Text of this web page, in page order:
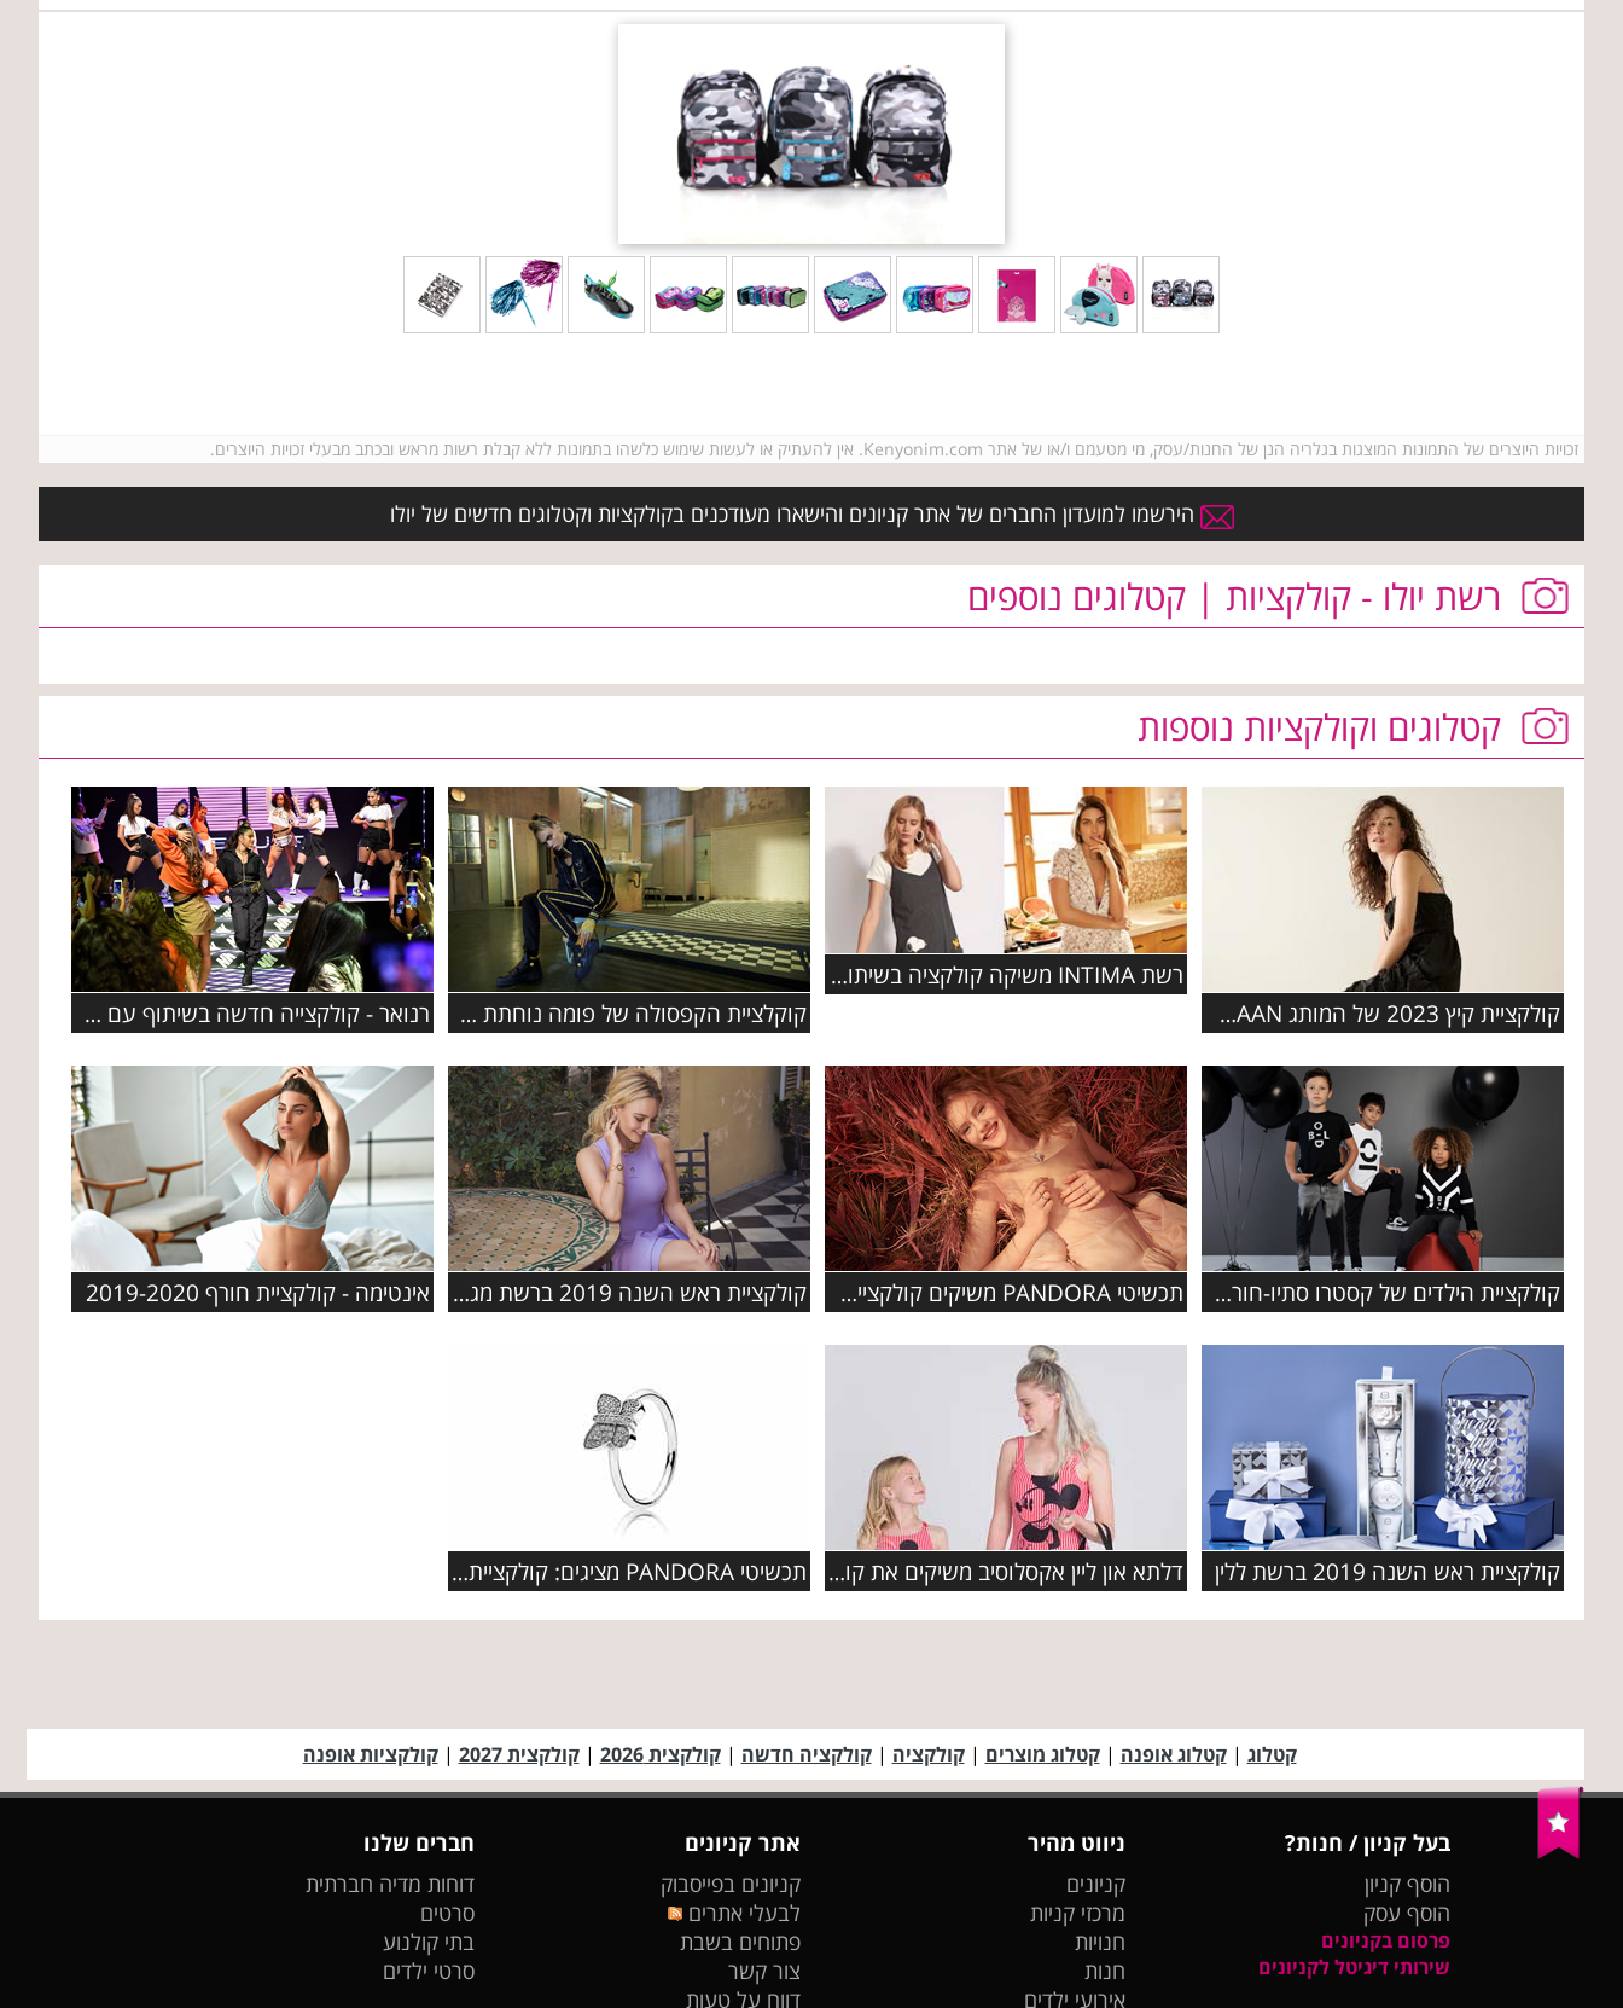
זכויות היוצרים של התמונות המוצגות בגלריה הנן של החנות/עסק, מי מטעמם ו/או של אתר Kenyonim.com. אין להעתיק או לעשות שימוש כלשהו בתמונות ללא קבלת רשות מראש ובכתב מבעלי זכויות היוצרים.
הירשמו למועדון החברים של אתר קניונים והישארו מעודכנים בקולקציות וקטלוגים חדשים של יולו
רשת יולו - קולקציות | קטלוגים נוספים
קטלוגים וקולקציות נוספות
קולקציית קיץ 2023 של המותג COLE HAAN
רשת INTIMA משיקה קולקציה בשיתוף פעולה עם המותג האהוב סנופי
קוקלציית הקפסולה של פומה נוחתת ב- FACTORY 54
רנואר - קולקצייה חדשה בשיתוף עם הכוכבת נועה קירל
קולקציית הילדים של קסטרו סתיו-חורף 2019-2020 תכשיטי PANDORA משיקים קולקציית סתיו 2019 קולקציית ראש השנה 2019 ברשת מגנוליה אינטימה - קולקציית חורף 2019-2020
קולקציית ראש השנה 2019 ברשת ללין דלתא און ליין אקסלוסיב משיקים את קולקציית ה'פמלי' החדשה בגדי תכשיטי PANDORA מציגים: קולקציית תכשיטי פרפרים מעוצבת
קטלוג |קטלוג אופנה |קטלוג מוצרים |קולקציה |קולקציה חדשה |קולקצית 2026 |קולקצית 2027 |קולקציות אופנה
בעל קניון / חנות?
הוסף קניון
הוסף עסק
פרסום בקניונים
שירותי דיגיטל לקניונים
ניווט מהיר
קניונים
מרכזי קניות
חנויות
חנות
אירועי ילדים
אתר קניונים
קניונים בפייסבוק
לבעלי אתרים
פתוחים בשבת
צור קשר
דווח על טעות
חברים שלנו
דוחות מדיה חברתית
סרטים
בתי קולנוע
סרטי ילדים